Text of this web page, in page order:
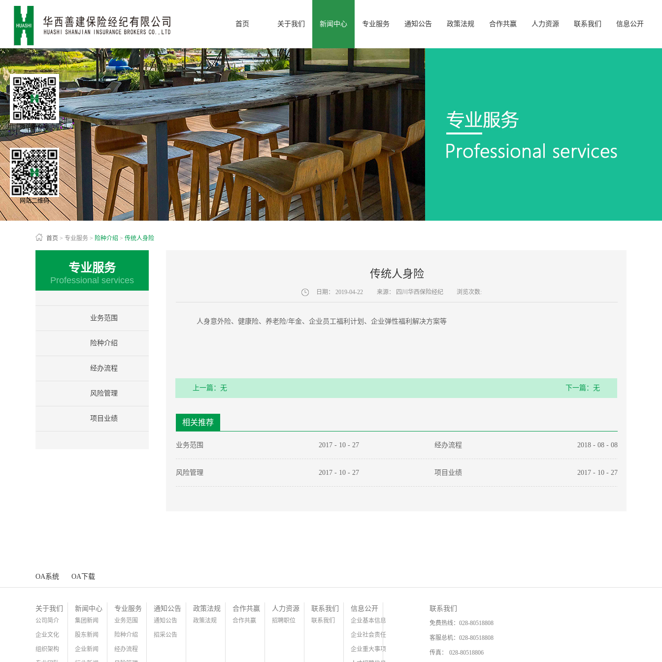
首页 关于我们 新闻中心 专业服务 通知公告 政策法规 合作共赢 人力资源 联系我们 信息公开
首页 > 专业服务 > 险种介绍 > 传统人身险
专业服务
Professional services
业务范围
险种介绍
经办流程
风险管理
项目业绩
传统人身险
日期： 2019-04-22 来源： 四川华西保险经纪 浏览次数:
人身意外险、健康险、养老险/年金、企业员工福利计划、企业弹性福利解决方案等
上一篇：无 下一篇：无
相关推荐
业务范围 2017 - 10 - 27 经办流程 2018 - 08 - 08
风险管理 2017 - 10 - 27 项目业绩 2017 - 10 - 27
OA系统 OA下载
关于我们
公司简介
企业文化
组织架构
新闻中心
集团新闻
股东新闻
企业新闻
专业服务
业务范围
险种介绍
经办流程
通知公告
通知公告
招采公告
政策法规
政策法规
合作共赢
合作共赢
人力资源
招聘职位
联系我们
联系我们
信息公开
企业基本信息
企业社会责任
企业重大事项
联系我们
免费热线： 028-80518808
客服总机： 028-80518808
传真： 028-80518806
网站二维码
微信公众号